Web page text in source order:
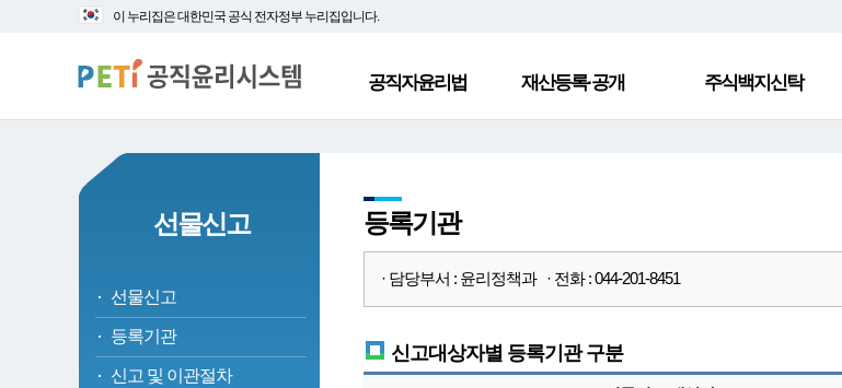
대
바
로
본
로
가
이 누리집은 대한민국 공식 전자정부 누리집입니다.
공직자윤리법 재산등록·공개 주식백지신탁
선물신고
선물신고
등록기관
신고 및 이관절차
등록기관
· 담당부서 : 윤리정책과 · 전화 : 044-201-8451
신고대상자별 등록기관 구분